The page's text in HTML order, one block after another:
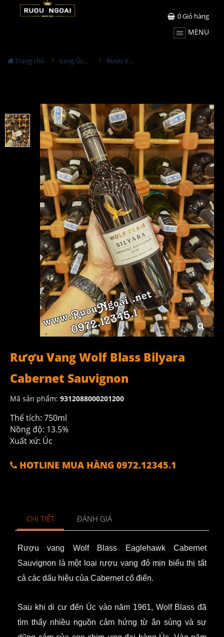
0Giỏ hàng
MENU
Trang chủ Vang Úc - Australia Rượu Vang Wolf Blass Bilyara Cabernet Sauvignon
Rượu Vang Wolf Blass Bilyara
Cabernet Sauvignon
Mã sản phẩm: 9312088000201200
Thể tích: 750ml
Nồng độ: 13.5%
Xuất xứ: Úc
HOTLINE MUA HÀNG 0972.12345.1
CHI TIẾT ĐÁNH GIÁ
Rượu vang Wolf Blass Eaglehawk
Cabernet
Sauvignon là một loại rượu vang đỏ mịn biểu thị tất
cả các dấu hiệu của Cabernet cổ điển.
Sau khi di cư đến Úc vào năm 1961, Wolf Blass đã
tìm thấy nhiều nguồn cảm hứng từ ân sủng và sự